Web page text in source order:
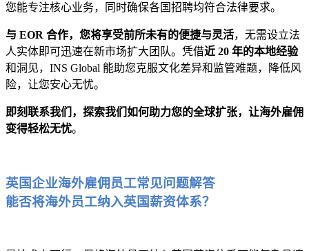
您能专注核心业务，同时确保各国招聘均符合法律要求。
与 EOR 合作，您将享受前所未有的便捷与灵活，无需设立法
人实体即可迅速在新市场扩大团队。凭借近 20 年的本地经验
和洞见，INS Global 能助您克服文化差异和监管难题，降低风
险，让您安心无忧。
即刻联系我们，探索我们如何助力您的全球扩张，让海外雇佣
变得轻松无忧。
英国企业海外雇佣员工常见问题解答
能否将海外员工纳入英国薪资体系？